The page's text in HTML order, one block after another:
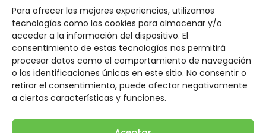
Para ofrecer las mejores experiencias, utilizamos
tecnologías como las cookies para almacenar y/o
acceder a la información del dispositivo. El
consentimiento de estas tecnologías nos permitirá
procesar datos como el comportamiento de navegación
o las identificaciones únicas en este sitio. No consentir o
retirar el consentimiento, puede afectar negativamente
a ciertas características y funciones.
Contacto
Calle Teruel, Nº 8,
22005 Huesca
(34) 974 22 67 88
(34) 674 34 12 58
info@farmaciarufas.com